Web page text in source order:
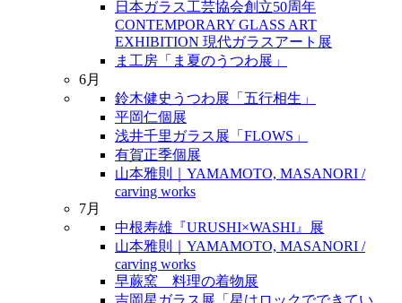
日本ガラス工芸協会創立50周年
CONTEMPORARY GLASS ART
EXHIBITION 現代ガラスアート展
ま工房「ま夏のうつわ展」
6月
鈴木健史うつわ展「五行相生」
平岡仁個展
浅井千里ガラス展「FLOWS」
有賀正季個展
山本雅則｜YAMAMOTO, MASANORI /
carving works
7月
中根寿雄『URUSHI×WASHI』展
山本雅則｜YAMAMOTO, MASANORI /
carving works
早蕨窯 料理の着物展
吉岡星ガラス展「星はロックでできてい